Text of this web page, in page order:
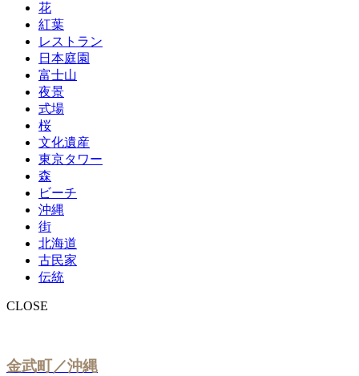
花
紅葉
レストラン
日本庭園
富士山
夜景
式場
桜
文化遺産
東京タワー
森
ビーチ
沖縄
街
北海道
古民家
伝統
CLOSE
金武町／沖縄